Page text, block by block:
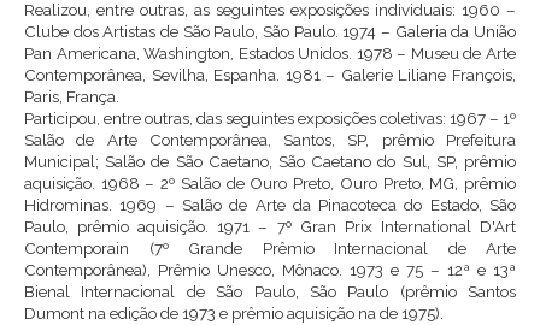
Realizou, entre outras, as seguintes exposições individuais: 1960 –
Clube dos Artistas de São Paulo, São Paulo. 1974 – Galeria da União
Pan Americana, Washington, Estados Unidos. 1978 – Museu de Arte
Contemporânea, Sevilha, Espanha. 1981 – Galerie Liliane François,
Paris, França.
Participou, entre outras, das seguintes exposições coletivas: 1967 – 1º
Salão de Arte Contemporânea, Santos, SP, prêmio Prefeitura
Municipal; Salão de São Caetano, São Caetano do Sul, SP, prêmio
aquisição. 1968 – 2º Salão de Ouro Preto, Ouro Preto, MG, prêmio
Hidrominas. 1969 – Salão de Arte da Pinacoteca do Estado, São
Paulo, prêmio aquisição. 1971 – 7º Gran Prix International D'Art
Contemporain (7º Grande Prêmio Internacional de Arte
Contemporânea), Prêmio Unesco, Mônaco. 1973 e 75 – 12ª e 13ª
Bienal Internacional de São Paulo, São Paulo (prêmio Santos
Dumont na edição de 1973 e prêmio aquisição na de 1975).